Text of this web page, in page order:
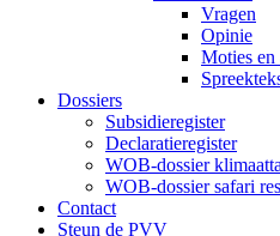
Vragen
Opinie
Moties en
Dossiers
Subsidieregister
Declaratieregister
WOB-dossier
WOB-dossier safari
Contact
Steun de PVV